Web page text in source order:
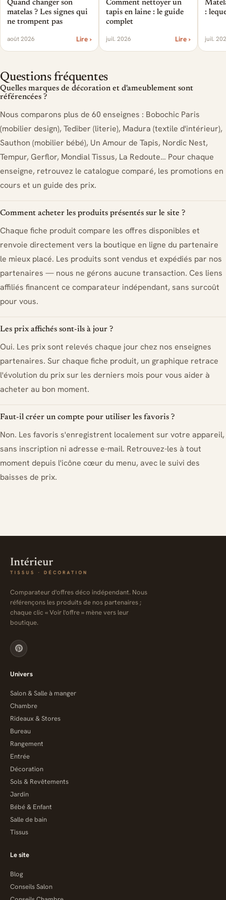
Quand changer son
matelas ? Les signes qui
ne trompent pas
août 2026 Lire ›
Comment nettoyer un
tapis en laine : le guide
complet
juil. 2026 Lire ›
:
juil.
Questions fréquentes
Quelles marques de décoration et d'ameublement sont
référencées ?
Nous comparons plus de 60 enseignes : Bobochic Paris
(mobilier design), Tediber (literie), Madura (textile d'intérieur),
Sauthon (mobilier bébé), Un Amour de Tapis, Nordic Nest,
Tempur, Gerflor, Mondial Tissus, La Redoute… Pour chaque
enseigne, retrouvez le catalogue comparé, les promotions en
cours et un guide des prix.
Comment acheter les produits présentés sur le site ?
Chaque fiche produit compare les offres disponibles et
renvoie directement vers la boutique en ligne du partenaire
le mieux placé. Les produits sont vendus et expédiés par nos
partenaires — nous ne gérons aucune transaction. Ces liens
affiliés financent ce comparateur indépendant, sans surcoût
pour vous.
Les prix affichés sont-ils à jour ?
Oui. Les prix sont relevés chaque jour chez nos enseignes
partenaires. Sur chaque fiche produit, un graphique retrace
l'évolution du prix sur les derniers mois pour vous aider à
acheter au bon moment.
Faut-il créer un compte pour utiliser les favoris ?
Non. Les favoris s'enregistrent localement sur votre appareil,
sans inscription ni adresse e-mail. Retrouvez-les à tout
moment depuis l'icône cœur du menu, avec le suivi des
baisses de prix.
Comparateur d'offres déco indépendant. Nous
référençons les produits de nos partenaires ;
chaque clic « Voir l'offre » mène vers leur
boutique.
Univers
Salon & Salle à manger
Chambre
Rideaux & Stores
Bureau
Rangement
Entrée
Décoration
Sols & Revêtements
Jardin
Bébé & Enfant
Salle de bain
Tissus
Le site
Blog
Conseils Salon